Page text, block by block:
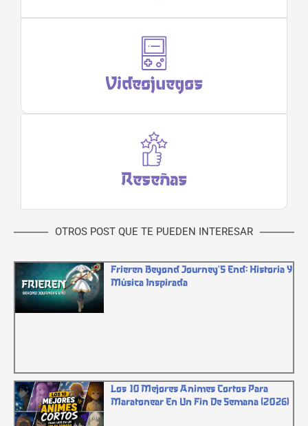
Videojuegos
Reseñas
OTROS POST QUE TE PUEDEN INTERESAR
Frieren Beyond Journey`s End: Historia Y
Música Inspirada
Los 10 Mejores Animes Cortos Para
Maratonear En Un Fin De Semana (2026)